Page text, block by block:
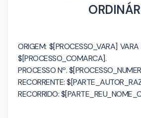
ORIGEM: $[PROCESSO_VARA]
$[PROCESSO_COMARCA].
PROCESSO Nº.
RECORRENTE:
RECORRIDO: